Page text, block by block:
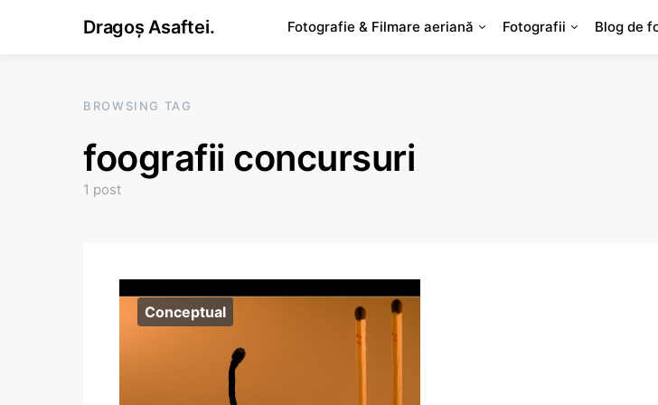
Dragoș Asaftei. Fotografie & Filmare aeriană Fotografii Blog de
BROWSING TAG
foografii concursuri
1 post
Conceptual